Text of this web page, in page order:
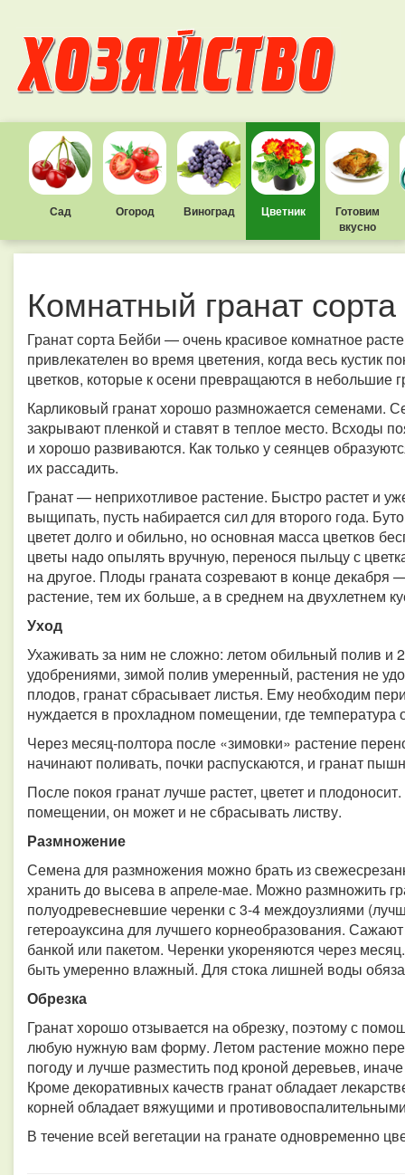
Сад Огород Виноград Цветник
Готовим
вкусно
Комнатный гранат
Гранат сорта Бейби — очень красивое комнатное
привлекателен во время цветения, когда весь кустик
цветков, которые к осени превращаются в небольшие
Карликовый гранат хорошо размножается семенами.
закрывают пленкой и ставят в теплое место. Всходы
и хорошо развиваются. Как только у сеянцев
их рассадить.
Гранат — неприхотливое растение. Быстро растет и
выщипать, пусть набирается сил для второго года.
цветет долго и обильно, но основная масса цветков
цветы надо опылять вручную, перенося пыльцу с
на другое. Плоды граната созревают в конце
растение, тем их больше, а в среднем на двухлетнем
Уход
Ухаживать за ним не сложно: летом обильный полив и
удобрениями, зимой полив умеренный, растения не
плодов, гранат сбрасывает листья. Ему необходим
нуждается в прохладном помещении, где температура
Через месяц-полтора после «зимовки» растение
начинают поливать, почки распускаются, и гранат
После покоя гранат лучше растет, цветет и
помещении, он может и не сбрасывать листву.
Размножение
Семена для размножения можно брать из
хранить до высева в апреле-мае. Можно размножить
полуодревесневшие черенки с 3-4 междоузлиями
гетероауксина для лучшего корнеобразования.
банкой или пакетом. Черенки укореняются через
быть умеренно влажный. Для стока лишней воды
Обрезка
Гранат хорошо отзывается на обрезку, поэтому с
любую нужную вам форму. Летом растение можно
погоду и лучше разместить под кроной деревьев,
Кроме декоративных качеств гранат обладает
корней обладает вяжущими и
В течение всей вегетации на гранате одновременно